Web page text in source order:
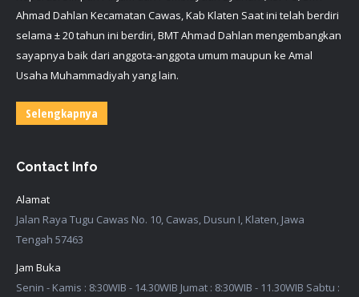
Ahmad Dahlan Kecamatan Cawas, Kab Klaten Saat ini telah berdiri
selama ± 20 tahun ini berdiri, BMT Ahmad Dahlan mengembangkan
sayapnya baik dari anggota-anggota umum maupun ke Amal
Usaha Muhammadiyah yang lain.
Selengkapnya
Contact Info
Alamat
Jalan Raya Tugu Cawas No. 10, Cawas, Dusun I, Klaten, Jawa
Tengah 57463
Jam Buka
Senin - Kamis : 8:30WIB - 14.30WIB Jumat : 8:30WIB - 11.30WIB Sabtu :